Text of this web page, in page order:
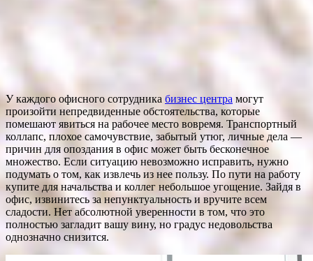
У каждого офисного сотрудника бизнес центра могут
произойти непредвиденные обстоятельства, которые
помешают явиться на рабочее место вовремя. Транспортный
коллапс, плохое самочувствие, забытый утюг, личные дела —
причин для опоздания в офис может быть бесконечное
множество. Если ситуацию невозможно исправить, нужно
подумать о том, как извлечь из нее пользу. По пути на работу
купите для начальства и коллег небольшое угощение. Зайдя в
офис, извинитесь за непунктуальность и вручите всем
сладости. Нет абсолютной уверенности в том, что это
полностью загладит вашу вину, но градус недовольства
однозначно снизится.